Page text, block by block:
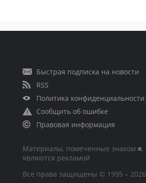
Быстрая подписка на новости
RSS
Политика конфиденциальности
Сообщить об ошибке
Правовая информация
Материалы, помеченные знаком ■,
являются рекламой
Все права защищены © 1995 – 2026